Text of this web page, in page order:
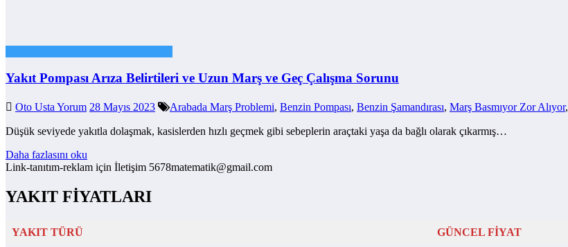
Yakıt Pompası Arıza Belirtileri ve Uzun Marş ve Geç Çalışma Sorunu
Oto Usta Yorum 28 Mayıs 2023 Arabada Marş Problemi, Benzin Pompası, Benzin Şamandırası, Marş Basmıyor Zor Alıyor,
Düşük seviyede yakıtla dolaşmak, kasislerden hızlı geçmek gibi sebeplerin araçtaki yaşa da bağlı olarak çıkarmış…
Daha fazlasını oku
Link-tanıtım-reklam için İletişim 5678matematik@gmail.com
YAKIT FİYATLARI
YAKIT TÜRÜ GÜNCEL FİYAT